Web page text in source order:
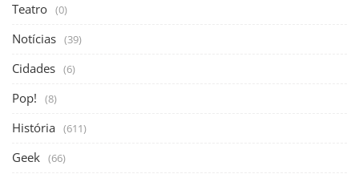
Teatro (0)
Notícias (39)
Cidades (6)
Pop! (8)
História (611)
Geek (66)